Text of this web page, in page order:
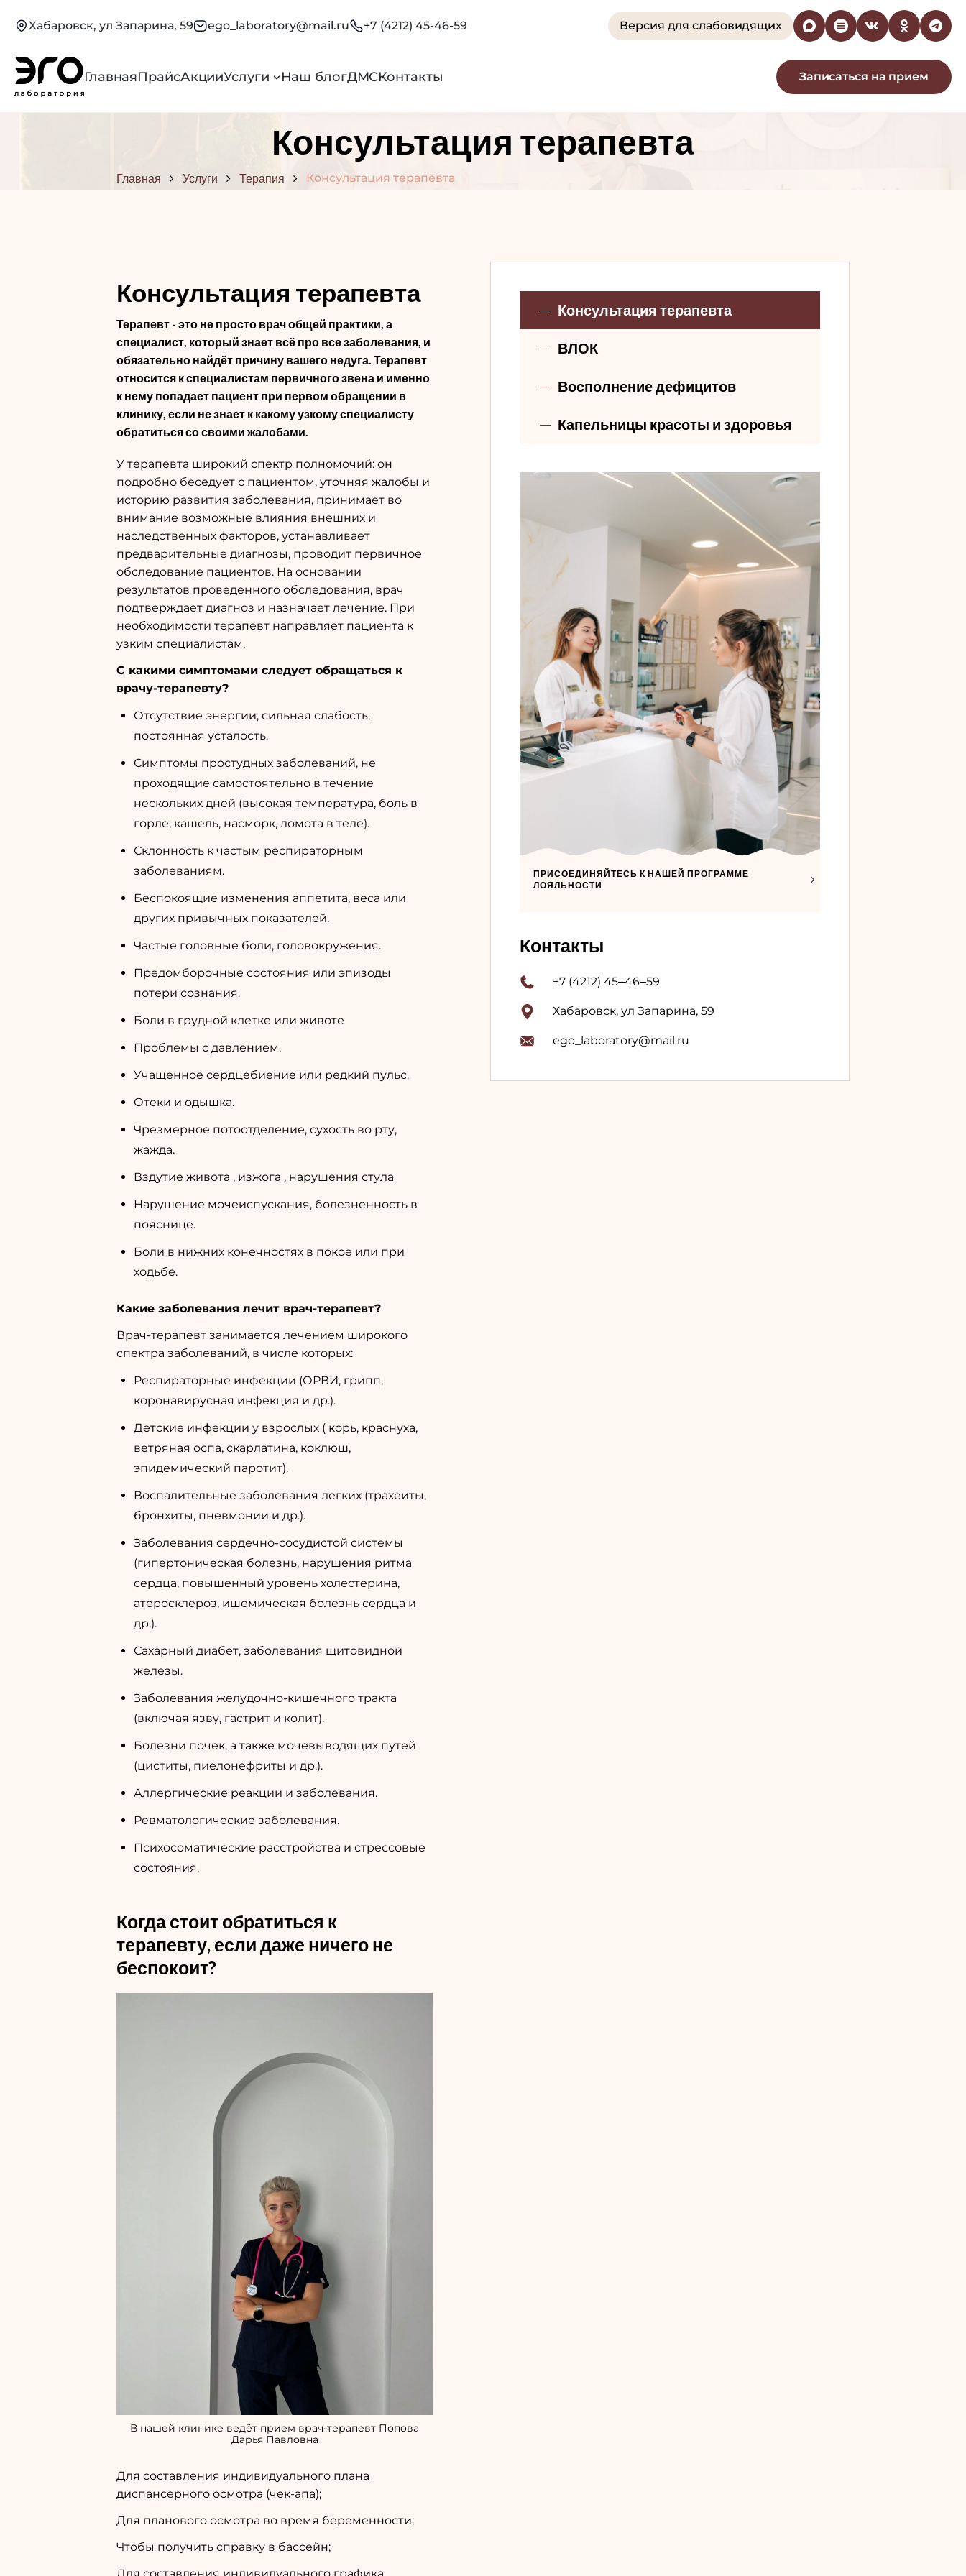
Хабаровск, ул Запарина, 59 ego_laboratory@mail.ru +7 (4212) 45-46-59 Версия для слабовидящих
ГлавнаяПрайсАкцииУслуги Наш блогДМСКонтакты Записаться на прием
Консультация терапевта
Главная Услуги Терапия Консультация терапевта
Консультация терапевта
ВЛОК
Восполнение дефицитов
Капельницы красоты и здоровья
ПРИСОЕДИНЯЙТЕСЬ К НАШЕЙ ПРОГРАММЕ
ЛОЯЛЬНОСТИ
Контакты
+7 (4212) 45‒46‒59
Хабаровск, ул Запарина, 59
ego_laboratory@mail.ru
Консультация терапевта
Терапевт - это не просто врач общей практики, а
специалист, который знает всё про все заболевания, и
обязательно найдёт причину вашего недуга. Терапевт
относится к специалистам первичного звена и именно
к нему попадает пациент при первом обращении в
клинику, если не знает к какому узкому специалисту
обратиться со своими жалобами.
У терапевта широкий спектр полномочий: он
подробно беседует с пациентом, уточняя жалобы и
историю развития заболевания, принимает во
внимание возможные влияния внешних и
наследственных факторов, устанавливает
предварительные диагнозы, проводит первичное
обследование пациентов. На основании
результатов проведенного обследования, врач
подтверждает диагноз и назначает лечение. При
необходимости терапевт направляет пациента к
узким специалистам.
С какими симптомами следует обращаться к
врачу-терапевту?
Отсутствие энергии, сильная слабость,
постоянная усталость.
Симптомы простудных заболеваний, не
проходящие самостоятельно в течение
нескольких дней (высокая температура, боль в
горле, кашель, насморк, ломота в теле).
Склонность к частым респираторным
заболеваниям.
Беспокоящие изменения аппетита, веса или
других привычных показателей.
Частые головные боли, головокружения.
Предомборочные состояния или эпизоды
потери сознания.
Боли в грудной клетке или животе
Проблемы с давлением.
Учащенное сердцебиение или редкий пульс.
Отеки и одышка.
Чрезмерное потоотделение, сухость во рту,
жажда.
Вздутие живота , изжога , нарушения стула
Нарушение мочеиспускания, болезненность в
пояснице.
Боли в нижних конечностях в покое или при
ходьбе.
Какие заболевания лечит врач-терапевт?
Врач-терапевт занимается лечением широкого
спектра заболеваний, в числе которых:
Респираторные инфекции (ОРВИ, грипп,
коронавирусная инфекция и др.).
Детские инфекции у взрослых ( корь, краснуха,
ветряная оспа, скарлатина, коклюш,
эпидемический паротит).
Воспалительные заболевания легких (трахеиты,
бронхиты, пневмонии и др.).
Заболевания сердечно-сосудистой системы
(гипертоническая болезнь, нарушения ритма
сердца, повышенный уровень холестерина,
атеросклероз, ишемическая болезнь сердца и
др.).
Сахарный диабет, заболевания щитовидной
железы.
Заболевания желудочно-кишечного тракта
(включая язву, гастрит и колит).
Болезни почек, а также мочевыводящих путей
(циститы, пиелонефриты и др.).
Аллергические реакции и заболевания.
Ревматологические заболевания.
Психосоматические расстройства и стрессовые
состояния.
Когда стоит обратиться к
терапевту, если даже ничего не
беспокоит?
В нашей клинике ведёт прием врач-терапевт Попова
Дарья Павловна
Для составления индивидуального плана
диспансерного осмотра (чек-апа);
Для планового осмотра во время беременности;
Чтобы получить справку в бассейн;
Для составления индивидуального графика